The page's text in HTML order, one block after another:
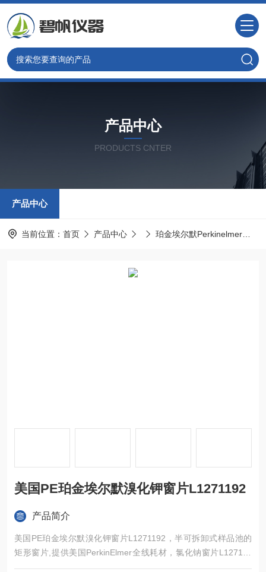
产品中心
PRODUCTS CNTER
产品中心
当前位置： 首页 产品中心 珀金埃尔默Perkinelmer
美国PE珀金埃尔默溴化钾窗片L1271192
产品简介
美国PE珀金埃尔默溴化钾窗片L1271192，半可拆卸式样品池的
矩形窗片,提供美国PerkinElmer全线耗材，氯化钠窗片L127110
2、溴化钾窗片L1271192、氟化钙窗片LL1271193、氟化钡窗片